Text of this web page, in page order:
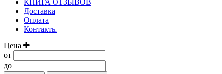
КНИГА ОТЗЫВОВ
Доставка
Оплата
Контакты
Цена
от
до